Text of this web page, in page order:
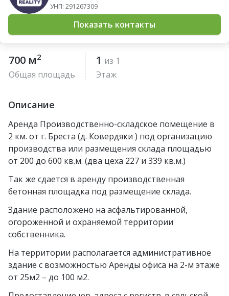
700 м2
Общая площадь
1 из 1
Этаж
Описание
Аренда Производственно-складское помещение в
2 км. от г. Бреста (д. Ковердяки ) под организацию
производства или размещения склада площадью
от 200 до 600 кв.м. (два цеха 227 и 339 кв.м.)
Так же сдается в аренду производственная
бетонная площадка под размещение склада.
Здание расположено на асфальтированной,
огороженной и охраняемой территории
собственника.
На территории располагается административное
здание с возможностью Аренды офиса на 2-м этаже
от 25м2 – до 100 м2.
УНП: 291267309
Показать контакты